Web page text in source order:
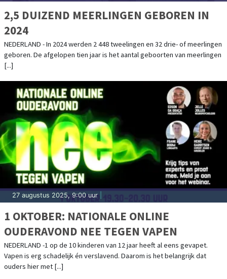
2,5 DUIZEND MEERLINGEN GEBOREN IN
2024
NEDERLAND - In 2024 werden 2 448 tweelingen en 32 drie- of meerlingen
geboren. De afgelopen tien jaar is het aantal geboorten van meerlingen
[...]
27 augustus 2025, 9:00 uur
1 OKTOBER: NATIONALE ONLINE
OUDERAVOND NEE TEGEN VAPEN
NEDERLAND -1 op de 10 kinderen van 12 jaar heeft al eens gevapet.
Vapen is erg schadelijk én verslavend. Daarom is het belangrijk dat
ouders hier met [...]